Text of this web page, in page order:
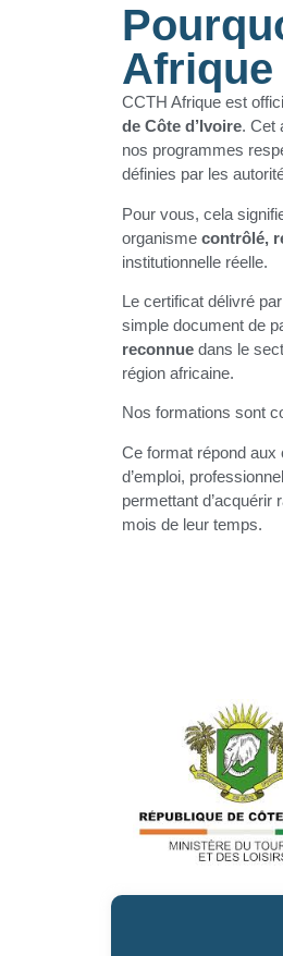
Afrique
CCTH Afrique est
de Côte d’Ivoire. Cet
nos programmes
définies par les
Pour vous, cela
organisme contrôlé,
institutionnelle réelle.
Le certificat délivré
simple document de
reconnue dans le
région africaine.
Nos formations sont
Ce format répond aux
d’emploi,
permettant
mois de leur temps.